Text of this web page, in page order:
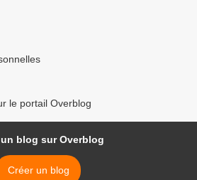
le portail Overblog
un blog sur Overblog
Créer un blog